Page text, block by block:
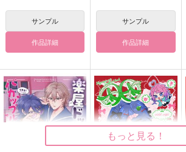
サンプル
作品詳細
サンプル
作品詳細
もっと見る！